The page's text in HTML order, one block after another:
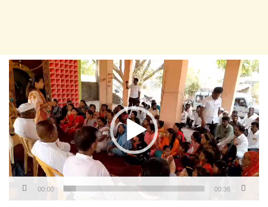
Video
Player
00:00 00:36